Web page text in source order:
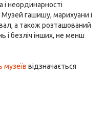
і неординарності
гашишу, марихуани і
а також розташований
і безліч інших, не менш
музеїв відзначається